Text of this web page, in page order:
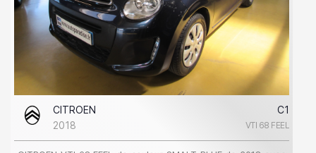
CITROEN
C1
2018
VTI 68 FEEL